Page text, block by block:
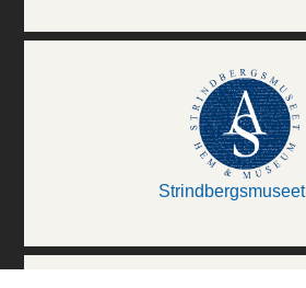
Strindbergsmuseet